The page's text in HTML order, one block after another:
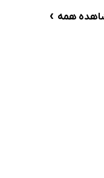
همه ›